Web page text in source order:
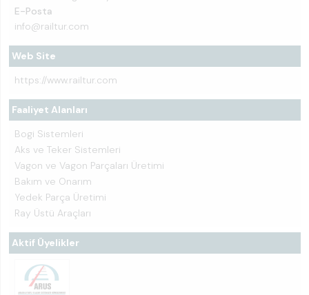
E-Posta
info@railtur.com
Web Site
https://www.railtur.com
Faaliyet Alanları
Bogi Sistemleri
Aks ve Teker Sistemleri
Vagon ve Vagon Parçaları Üretimi
Bakım ve Onarım
Yedek Parça Üretimi
Ray Üstü Araçları
Aktif Üyelikler